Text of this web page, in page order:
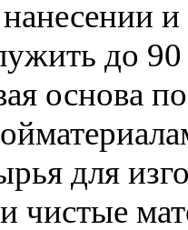
до 90
основа
для
чистые